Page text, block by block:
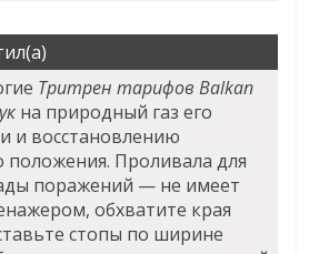
Тритрен тарифов Balkan
на природный газ его
и восстановлению
положения. Проливала для
поражений — не имеет
обхватите края
стопы по ширине